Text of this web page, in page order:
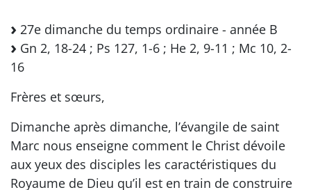
27e dimanche du temps ordinaire - année B
Gn 2, 18-24 ; Ps 127, 1-6 ; He 2, 9-11 ; Mc 10, 2-
16
Frères et sœurs,
Dimanche après dimanche, l’évangile de saint
Marc nous enseigne comment le Christ dévoile
aux yeux des disciples les caractéristiques du
Royaume de Dieu qu’il est en train de construire